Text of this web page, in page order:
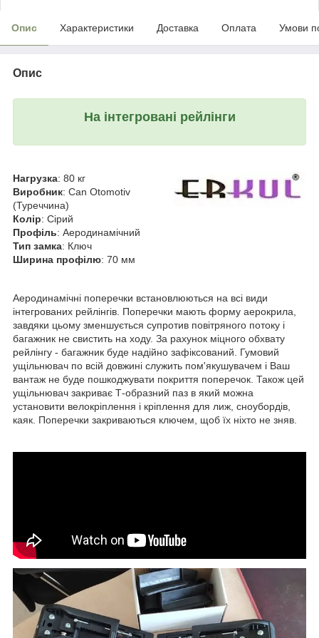
Опис Характеристики Доставка Оплата Умови
Опис
На інтегровані рейлінги
Нагрузка: 80 кг
Виробник: Can Otomotiv
(Туреччина)
Колір: Сірий
Профіль: Аеродинамічний
Тип замка: Ключ
Ширина профілю: 70 мм
Аеродинамічні поперечки встановлюються на всі види
інтегрованих рейлінгів. Поперечки мають форму аерокрила,
завдяки цьому зменшується супротив повітряного потоку і
багажник не свистить на ходу. За рахунок міцного обхвату
рейлінгу - багажник буде надійно зафіксований. Гумовий
ущільнювач по всій довжині служить пом'якушувачем і Ваш
вантаж не буде пошкоджувати покриття поперечок. Також цей
ущільнювач закриває Т-образний паз в який можна
установити велокріплення і кріплення для лиж, сноубордів,
каяк. Поперечки закриваються ключем, щоб їх ніхто не зняв.